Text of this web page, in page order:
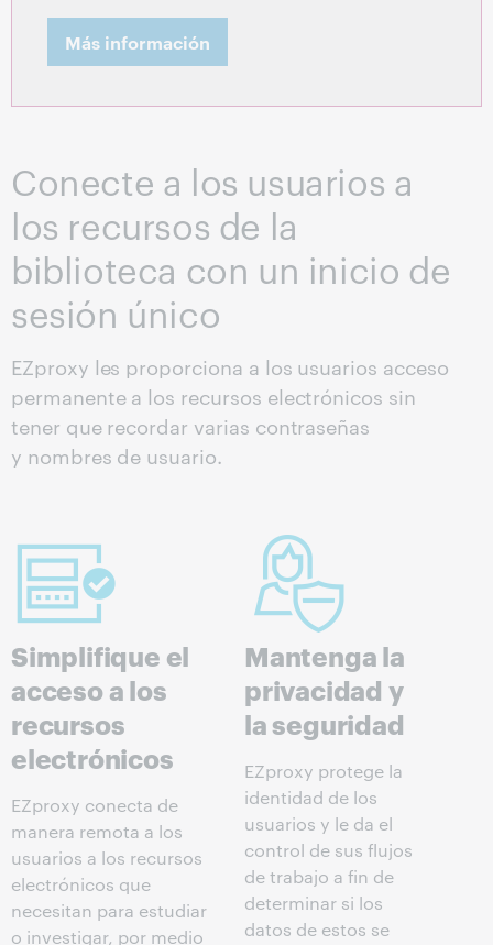
Más información
Conecte a los usuarios a
los recursos de la
biblioteca con un inicio de
sesión único
EZproxy les proporciona a los usuarios acceso
permanente a los recursos electrónicos sin
tener que recordar varias contraseñas
y nombres de usuario.
Simplifique el
acceso a los
recursos
electrónicos
EZproxy conecta de
manera remota a los
usuarios a los recursos
electrónicos que
necesitan para estudiar
o investigar, por medio
Mantenga la
privacidad y
la seguridad
EZproxy protege la
identidad de los
usuarios y le da el
control de sus flujos
de trabajo a fin de
determinar si los
datos de estos se